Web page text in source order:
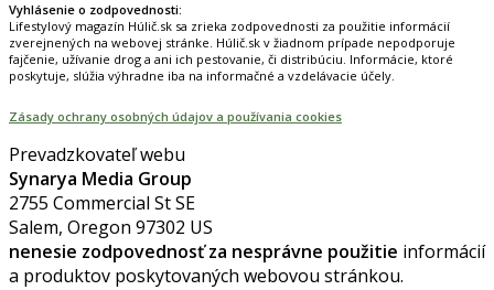
Vyhlásenie o zodpovednosti:
Lifestylový magazín Húlič.sk sa zrieka zodpovednosti za použitie informácií
zverejnených na webovej stránke. Húlič.sk v žiadnom prípade nepodporuje
fajčenie, užívanie drog a ani ich pestovanie, či distribúciu. Informácie, ktoré
poskytuje, slúžia výhradne iba na informačné a vzdelávacie účely.
Zásady ochrany osobných údajov a používania cookies
Prevadzkovateľ webu
Synarya Media Group
2755 Commercial St SE
Salem, Oregon 97302 US
nenesie zodpovednosť za nesprávne použitie informácií
a produktov poskytovaných webovou stránkou.